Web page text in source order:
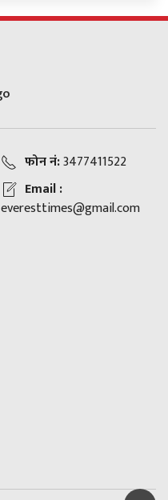
फोन नं:3477411522
Email :
everesttimes@gmail.com